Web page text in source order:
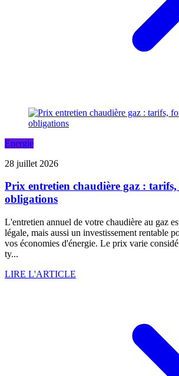
Energie
28 juillet 2026
Prix entretien chaudière gaz :
obligations
L'entretien annuel de votre chaudière au gaz
légale, mais aussi un investissement rentable
vos économies d'énergie. Le prix varie
ty...
LIRE L'ARTICLE